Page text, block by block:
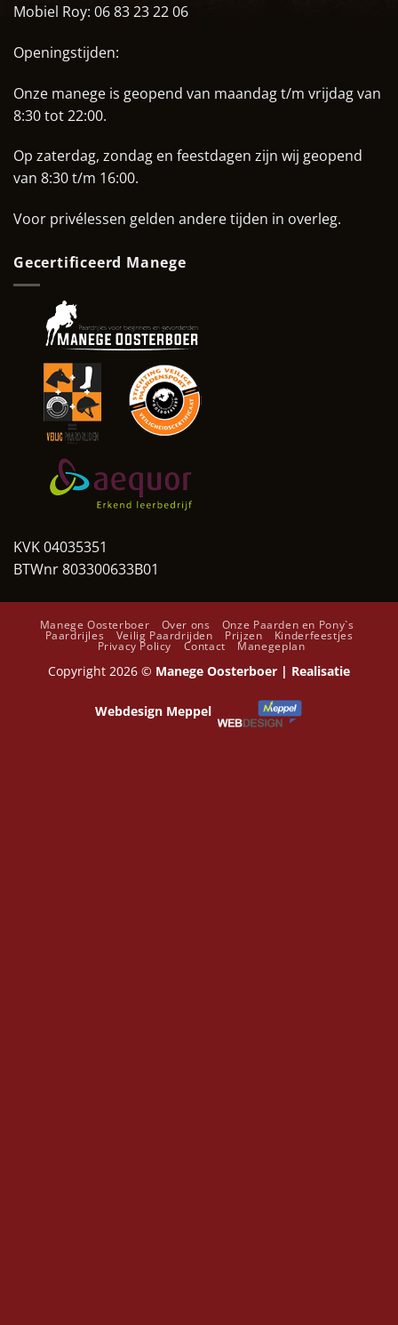
Mobiel Roy: 06 83 23 22 06
Openingstijden:
Onze manege is geopend van maandag t/m vrijdag van
8:30 tot 22:00.
Op zaterdag, zondag en feestdagen zijn wij geopend
van 8:30 t/m 16:00.
Voor privélessen gelden andere tijden in overleg.
Gecertificeerd Manege
KVK 04035351
BTWnr 803300633B01
Manege Oosterboer Over ons Onze Paarden en Pony`s
Paardrijles Veilig Paardrijden Prijzen Kinderfeestjes
Privacy Policy Contact Manegeplan
Copyright 2026 © Manege Oosterboer | Realisatie
Webdesign Meppel